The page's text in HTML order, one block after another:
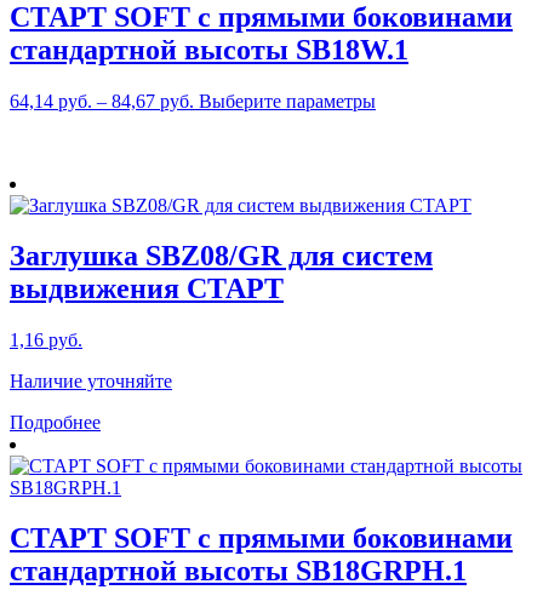
СТАРТ SOFT с прямыми боковинами
стандартной высоты SB18W.1
64,14 руб. – 84,67 руб. Выберите параметрыЭтот
Опции
выбрать
на
Заглушка SBZ08/GR для систем
выдвижения СТАРТ
1,16 руб.
Наличие уточняйте
Подробнее
СТАРТ SOFT с прямыми боковинами
стандартной высоты SB18GRPH.1